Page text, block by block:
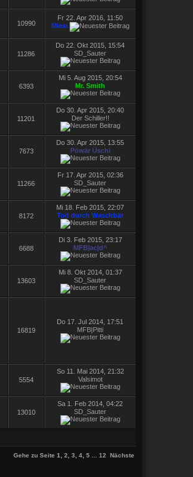
10990
Fr 22. Apr 2016, 11:50
Miesi
11286
Do 22. Okt 2015, 15:54
SD_Sauter
6393
Mi 5. Aug 2015, 20:54
Mr. Smith
11201
Do 30. Apr 2015, 20:40
Der Schiller!!
7673
Do 30. Apr 2015, 13:55
Pöwär Üschi
11266
Fr 17. Apr 2015, 02:36
SD_Sauter
8172
Mi 18. Feb 2015, 22:07
Tod durch Waschbär
6688
Di 3. Feb 2015, 23:17
MFB|ac|d^
13603
Mi 8. Okt 2014, 01:37
SD_Sauter
16819
Do 17. Jul 2014, 17:51
MFB|Pitti
5554
So 11. Mai 2014, 21:32
Valsimot
13010
Sa 1. Feb 2014, 04:22
SD_Sauter
Gehe zu Seite 1 2 3 4, 5... 12 Nächste